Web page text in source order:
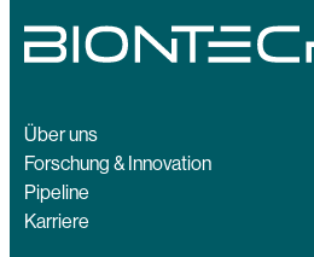
Über uns
Forschung & Innovation
Pipeline
Karriere